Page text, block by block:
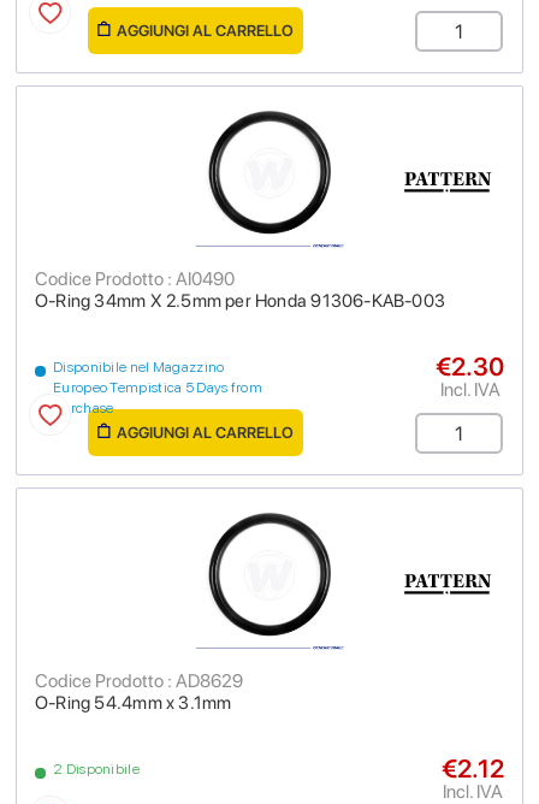
AGGIUNGI AL CARRELLO
O-Ring 34mm X 2.5mm per Honda 91306-KAB-003
Codice Prodotto : AI0490
Disponibile nel Magazzino
Europeo Tempistica 5 Days from
purchase
€2.30
Incl. IVA
AGGIUNGI AL CARRELLO
O-Ring 54.4mm x 3.1mm
Codice Prodotto : AD8629
2 Disponibile €2.12
Incl. IVA